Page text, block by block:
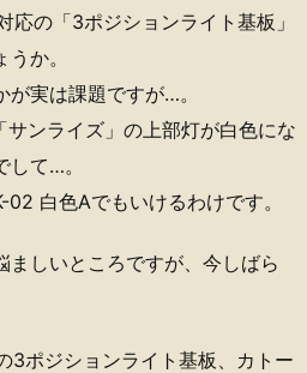
の「3ポジションライト基板」
か。
実は課題ですが…。
ンライズ」の上部灯が白色にな
して…。
白色Aでもいけるわけです。
ましいところですが、今しばら
3ポジションライト基板、カトー